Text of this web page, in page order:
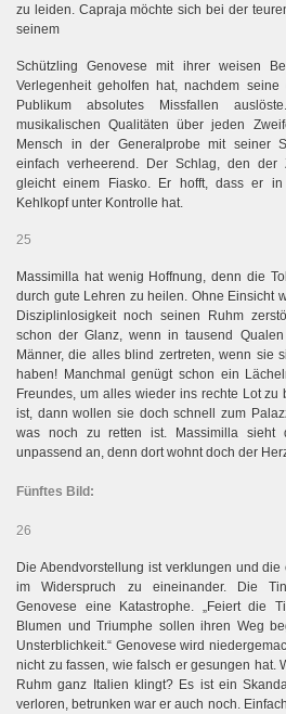
zu leiden. Capraja möchte sich bei der
seinem
Schützling Genovese mit ihrer weisen
Verlegenheit geholfen hat, nachdem
Publikum absolutes Missfallen
musikalischen Qualitäten über jeden
Mensch in der Generalprobe mit seiner
einfach verheerend. Der Schlag, den der
gleicht einem Fiasko. Er hofft, dass er in
Kehlkopf unter Kontrolle hat.
25
Massimilla hat wenig Hoffnung, denn die
durch gute Lehren zu heilen. Ohne Einsicht
Disziplinlosigkeit noch seinen Ruhm
schon der Glanz, wenn in tausend
Männer, die alles blind zertreten, wenn sie
haben! Manchmal genügt schon ein
Freundes, um alles wieder ins rechte Lot zu
ist, dann wollen sie doch schnell zum
was noch zu retten ist. Massimilla sieht
unpassend an, denn dort wohnt doch der
Fünftes Bild:
26
Die Abendvorstellung ist verklungen und
im Widerspruch zu eineinander. Die
Genovese eine Katastrophe. „Feiert die
Blumen und Triumphe sollen ihren Weg
Unsterblichkeit.“ Genovese wird
nicht zu fassen, wie falsch er gesungen hat.
Ruhm ganz Italien klingt? Es ist ein
verloren, betrunken war er auch noch.